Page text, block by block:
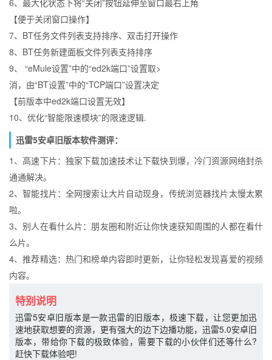
6、最大化状态下将“关闭”按钮延伸至窗口最右上角
【便于关闭窗口操作】
7、BT任务文件列表支持排序、双击打开操作
8、BT任务新建面板文件列表支持排序
9、 “eMule设置”中的“ed2k端口”设置取>
消，由“BT设置”中的“TCP端口”设置决定
【前版本中ed2k端口设置无效】
10、优化“智能限速模块”的限速逻辑.
迅雷5安卓旧版本软件测评：
1、高速下片：独家下载加速技术让下载快到爆，冷门资源网络封杀
通通解决。
2、智能找片：全网搜索让大片自动现身，传统浏览器找片太慢太累
啦。
3、别人在看什么片：朋友圈和附近让你快速获知周围的人都在看什
么片。
4、推荐精选：热门和榜单内容即时更新，让你轻松发现喜爱的视频
内容。
特别说明
迅雷5安卓旧版本是一款迅雷的旧版本，极速下载，让您更加迅
速地获取想要的资源，更有强大的边下边播功能，迅雷5.0安卓旧
版本，带给你下载的极致体验，需要下载的小伙伴们还等什么?
赶快下载体验吧!